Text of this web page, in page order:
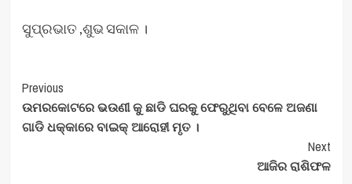
ସୁପ୍ରଭାତ ,ଶୁଭ ସକାଳ ।
Post
Navigation
Previous
ଉମରକୋଟରେ ଭଉଣୀ କୁ ଛାଡି ଘରକୁ ଫେରୁଥିବା ବେଳେ ଅଜଣା
ଗାଡି ଧକ୍କାରେ ବାଇକ୍ ଆରୋହୀ ମୃତ ।
Next
ଆଜିର ରାଶିଫଳ